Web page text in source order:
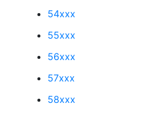
54xxx
55xxx
56xxx
57xxx
58xxx